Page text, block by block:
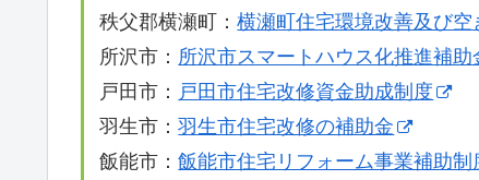
秩父郡横瀬町：横瀬町住宅環境改善及び
所沢市： 所沢市スマートハウス化推進補助
戸田市： 戸田市住宅改修資金助成制度
羽生市：羽生市住宅改修の補助金
飯能市：飯能市住宅リフォーム事業補助制